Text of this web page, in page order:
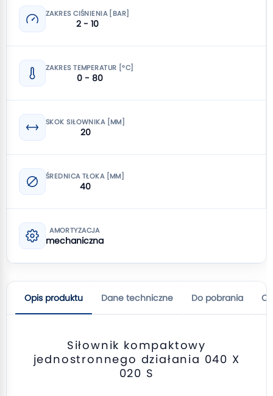
ZAKRES CIŚNIENIA [BAR]
2 - 10
ZAKRES TEMPERATUR [°C]
0 - 80
SKOK SIŁOWNIKA [MM]
20
ŚREDNICA TŁOKA [MM]
40
AMORTYZACJA
mechaniczna
Opis produktu Dane techniczne Do pobrania
Siłownik kompaktowy
jednostronnego działania 040 X
020 S